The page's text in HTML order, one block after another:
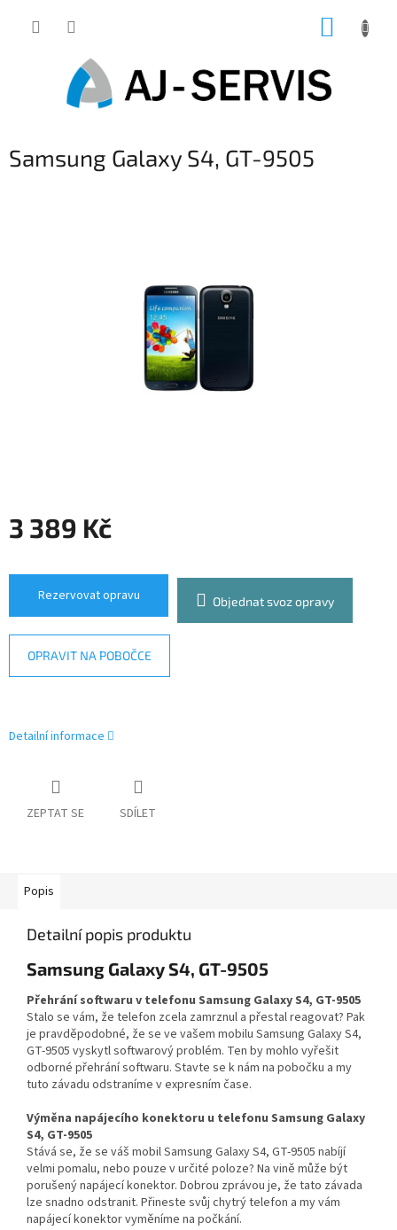
Samsung Galaxy S4, GT-9505
3 389 Kč
cena:
Rezervovat opravu Objednat svoz opravy
OPRAVIT NA POBOČCE
Detailní informace
ZEPTAT SE SDÍLET
Popis
Detailní popis produktu
Samsung Galaxy S4, GT-9505
Přehrání softwaru v telefonu Samsung Galaxy S4, GT-9505
Stalo se vám, že telefon zcela zamrznul a přestal reagovat? Pak
je pravděpodobné, že se ve vašem mobilu Samsung Galaxy S4,
GT-9505 vyskytl softwarový problém. Ten by mohlo vyřešit
odborné přehrání softwaru. Stavte se k nám na pobočku a my
tuto závadu odstraníme v expresním čase.
Výměna napájecího konektoru u telefonu Samsung Galaxy
S4, GT-9505
Stává se, že se váš mobil Samsung Galaxy S4, GT-9505 nabíjí
velmi pomalu, nebo pouze v určité poloze? Na vině může být
porušený napájecí konektor. Dobrou zprávou je, že tato závada
lze snadno odstranit. Přineste svůj chytrý telefon a my vám
napájecí konektor vyměníme na počkání.